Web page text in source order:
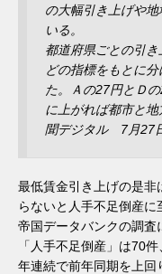
の大幅引き上げや
いる。
都道府県ごとの引
どの指標をもとに
た。Ａの27円とＤ
に上がれば都市と
聞デジタル 7月27
最低賃金引き上げの是非
らないと人手不足倒産に
帝国データバンクの調
「人手不足倒産」は70
年連続で前年同期を上